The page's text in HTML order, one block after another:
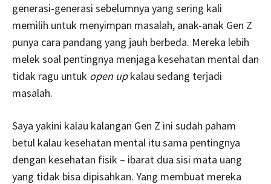
generasi-generasi sebelumnya yang sering kali
memilih untuk menyimpan masalah, anak-anak Gen Z
punya cara pandang yang jauh berbeda. Mereka lebih
melek soal pentingnya menjaga kesehatan mental dan
tidak ragu untuk open upkalau sedang terjadi
masalah.
Saya yakini kalau kalangan Gen Z ini sudah paham
betul kalau kesehatan mental itu sama pentingnya
dengan kesehatan fisik – ibarat dua sisi mata uang
yang tidak bisa dipisahkan. Yang membuat mereka